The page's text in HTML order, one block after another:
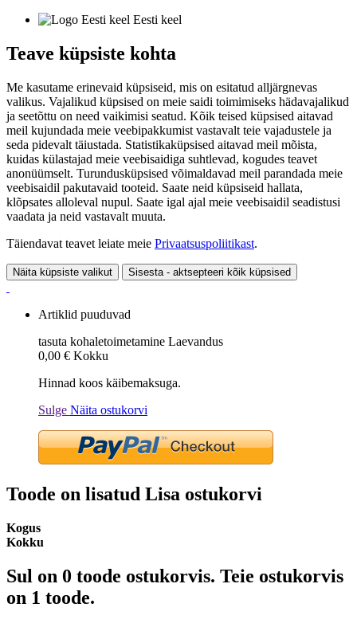
Eesti keel
Teave küpsiste kohta
Me kasutame erinevaid küpsiseid, mis on esitatud alljärgnevas
valikus. Vajalikud küpsised on meie saidi toimimiseks hädavajalikud
ja seetõttu on need vaikimisi seatud. Kõik teised küpsised aitavad
meil kujundada meie veebipakkumist vastavalt teie vajadustele ja
seda pidevalt täiustada. Statistikaküpsised aitavad meil mõista,
kuidas külastajad meie veebisaidiga suhtlevad, kogudes teavet
anonüümselt. Turundusküpsised võimaldavad meil parandada meie
veebisaidil pakutavaid tooteid. Saate neid küpsiseid hallata,
klõpsates alloleval nupul. Saate igal ajal meie veebisaidil seadistusi
vaadata ja neid vastavalt muuta.
Täiendavat teavet leiate meie Privaatsuspoliitikast.
Näita küpsiste valikut Sisesta - aktsepteeri kõik küpsised
Artiklid puuduvad
tasuta kohaletoimetamine Laevandus
0,00 € Kokku
Hinnad koos käibemaksuga.
Sulge Näita ostukorvi
Toode on lisatud Lisa ostukorvi
Kogus
Kokku
Sul on 0 toode ostukorvis. Teie ostukorvis
on 1 toode.